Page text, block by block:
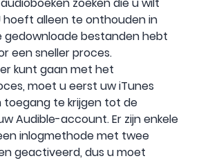
hoeft alleen te onthouden in
gedownloade bestanden hebt
een sneller proces.
kunt gaan met het
moet u eerst uw iTunes
toegang te krijgen tot de
Audible-account. Er zijn enkele
inlogmethode met twee
geactiveerd, dus u moet